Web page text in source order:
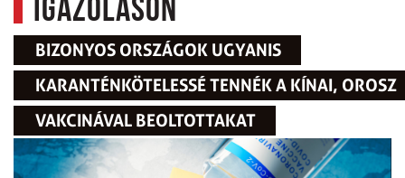
igazoláson
BIZONYOS ORSZÁGOK UGYANIS
KARANTÉNKÖTELESSÉ TENNÉK A KÍNAI, OROSZ
VAKCINÁVAL BEOLTOTTAKAT